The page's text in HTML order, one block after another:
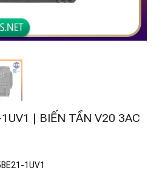
| BIẾN TẦN V20 3AC
1UV1